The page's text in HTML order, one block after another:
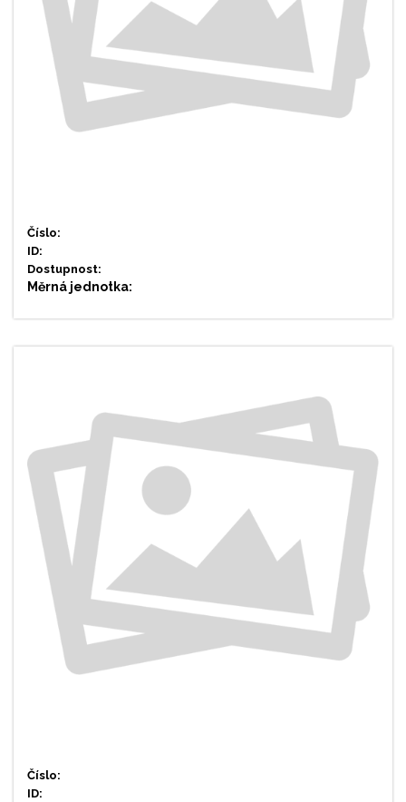
Číslo:
ID:
Dostupnost:
Měrná jednotka:
Číslo:
ID: